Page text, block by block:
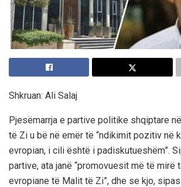
Shkruan: Ali Salaj
Pjesëmarrja e partive politike shqiptare
të Zi u bë në emër të “ndikimit pozitiv në
evropian, i cili është i padiskutueshëm”.
partive, ata janë “promovuesit më të mirë
evropiane të Malit të Zi”, dhe se kjo,